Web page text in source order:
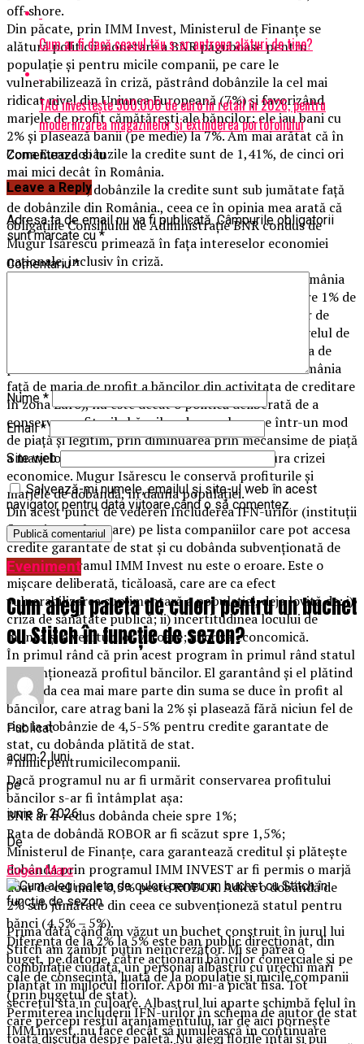
off-shore.
Din păcate, prin IMM Invest, Ministerul de Finanțe se
alătură politicii monetare a BNR păguboase pentru
populație și pentru micile companii, pe care le
vulnerabilizează în criză, păstrând dobânzile la cel mai
ridicat nivel din Uniunea Europeană (7%) și favorizând
marjele de profit cămătărești ale băncilor: ele iau bani cu
2% și plasează banii (pe medie) la 7%. Am mai arătat că în
Zona Euro dobânzile la credite sunt de 1,41%, de cinci ori
mai mici decât în România.
Iar în Polonia, dobânzile la credite sunt sub jumătate față
de dobânzile din România., ceea ce în opinia mea arată că
obligațiile Consiliului de Administrație BNR condus de
Mugur Isărescu primează în fața intereselor economiei
naționale, inclusiv în criză.
Am arătat că menținerea dobânzilor ridicate din România
(în primul rând prin nereducerea dobânzii cheie spre 1% de
către BNR) ceea ce antrenează și păstrarea marjelor de
profit ale băncilor din activitatea de creditare la nivelul de
5 puncte procentuale (cu 500% este mai mare marja de
profit din activitatea de creditare a băncilor din România
față de marja de profit a băncilor din activitata de creditare
în zona Euro), nu este decât o politică deliberată de a
conserva profiturile băncilor, de a nu le pune într-un mod
de piață și legitim, prin diminuarea prin mecansime de piață
a marjelor de profit, să participe și ele la factura crizei
economice. Mugur Isărescu le conservă profiturile și
marjele de dobândă, în dauna populației.
Din acest punct de vederen Includerea IFN-urilor (instituții
financiare nebancare) pe lista companiilor care pot accesa
credite garantate de stat și cu dobânda subvenționată de
stat în programul IMM Invest nu este o eroare. Este o
mișcare deliberată, ticăloasă, care are ca efect
vulnerabilizarea suplimentară a populației, deja lovită de: i)
criza de sănătate publică; ii) incertitudinea locului de
muncă și a veniturilor viitoare; iii)criza econcomică.
În primul rând că prin acest program în primul rând statul
subvenționează profitul băncilor. El garantând și el plătind
dobânda cea mai mare parte din suma se duce în profit al
băncilor, care atrag bani la 2% și plasează fără niciun fel de
risc la dobânzie de 4,5-5% pentru credite garantate de
stat, cu dobânda plătită de stat.
#nimicpentrumicilecompanii.
Dacă programul nu ar fi urmărit conservarea profitului
băncilor s-ar fi întâmplat așa:
BNR ar fi redus dobânda cheie spre 1%;
Rata de dobândă ROBOR ar fi scăzut spre 1,5%;
Ministerul de Finanțe, cara garantează creditul și plătește
dobânda prin programul IMM INVEST ar fi permis o marjă
doar de cel mult 0,5% peste ROBOR. Adică o dobândă de
2% sub jumătate din ceea ce subvenționeză statul pentru
bănci (4,5% – 5%).
Diferența de la 2% la 5% este ban public direcționat, din
buget, pe datorie, către acționarii băncilor comerciale și pe
cale de consecință, luată de la populație și micile companii
(prin bugetul de stat).
Permiterea includerii IFN-urilor în schema de ajutor de stat
IMM invest, nu face decât să jumulească în continuare
Cum ar fi dacă ceasul tău s-ar antrena alături de tine?
TAG investește 500.000 de euro în retail în 2026, pentru
modernizarea magazinelor și extinderea portofoliului
Comenteaza si tu
Leave a Reply
Adresa ta de email nu va fi publicată. Câmpurile obligatorii
sunt marcate cu*
Comentariu*
Nume *
Email*
Site web
Salvează-mi numele, emailul și site-ul web în acest
navigator pentru data viitoare când o să comentez.
Eveniment
Cum alegi paleta de culori pentru un buchet
cu Stitch în funcție de sezon?
Publicat
acum 2 luni
pe
iunie 8, 2026
De
Eugen Marc
Prima dată când am văzut un buchet construit în jurul lui
Stitch am zâmbit puțin neîncrezător. Mi se părea o
combinație ciudată, un personaj albastru cu urechi mari
plantat în mijlocul florilor. Apoi mi-a picat fisa. Tot
secretul stă în culoare. Albastrul lui aparte schimbă felul în
care percepi restul aranjamentului, iar de aici pornește
toată discuția despre paletă. Nu alegi florile întâi și pui